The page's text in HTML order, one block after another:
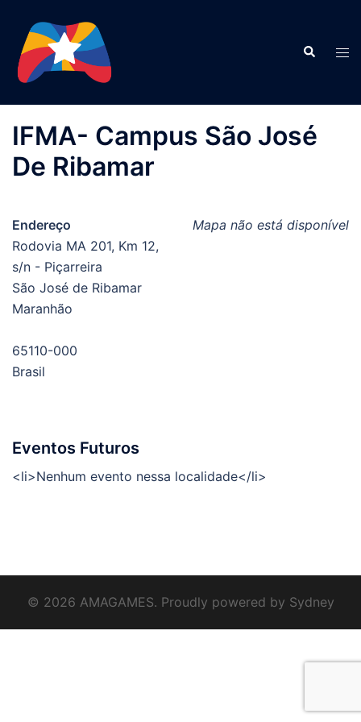
conteúdo
Search
IFMA- Campus São José
De Ribamar
Mapa não está disponível
Endereço
Rodovia MA 201, Km 12,
s/n - Piçarreira
São José de Ribamar
Maranhão
65110-000
Brasil
Eventos Futuros
<li>Nenhum evento nessa localidade</li>
© 2026 AMAGAMES. Proudly powered by Sydney